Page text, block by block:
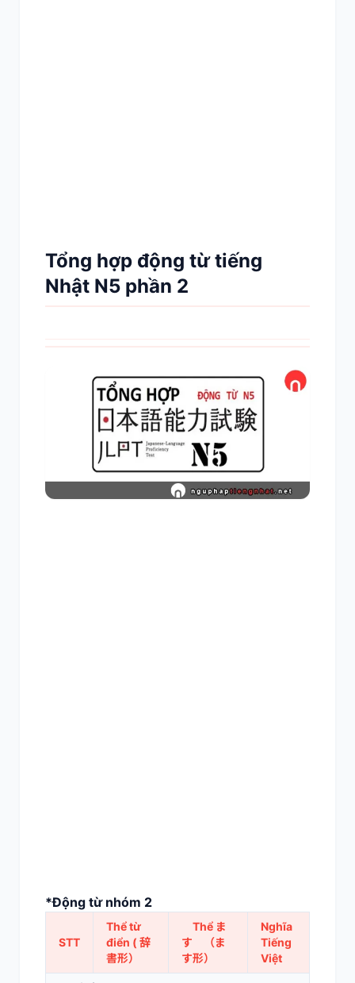
Tổng hợp động từ tiếng
Nhật N5 phần 2
*Động từ nhóm 2
STT
Thể từ
điển ( 辞
書形）
Thể ま
す （ま
す形）
Nghĩa
Tiếng
Việt